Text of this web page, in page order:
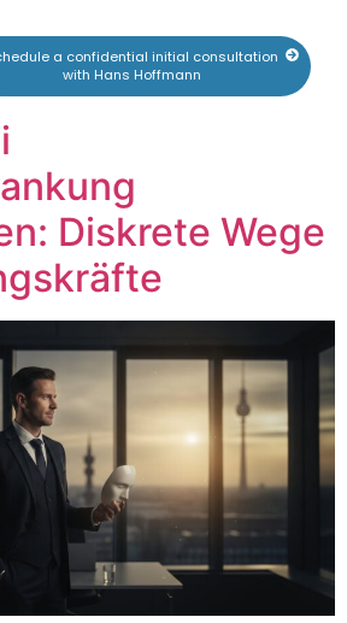
a confidential initial consultation
with Hans Hoffmann
Diskrete Wege